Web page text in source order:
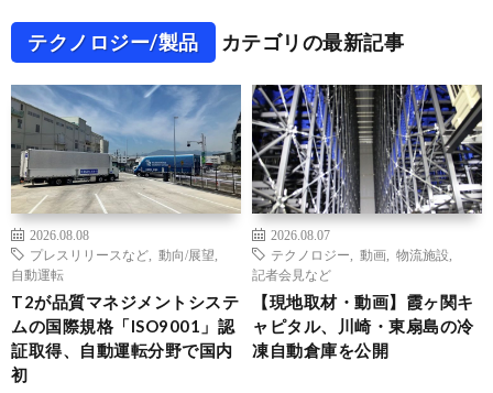
テクノロジー/製品 カテゴリの最新記事
2026.08.08
プレスリリースなど
動向/展望
自動運転
T2が品質マネジメントシステ
ムの国際規格「ISO9001」認
証取得、自動運転分野で国内
初
2026.08.07
テクノロジー
動画 物流施設
記者会見など
【現地取材・動画】霞ヶ関キ
ャピタル、川崎・東扇島の冷
凍自動倉庫を公開